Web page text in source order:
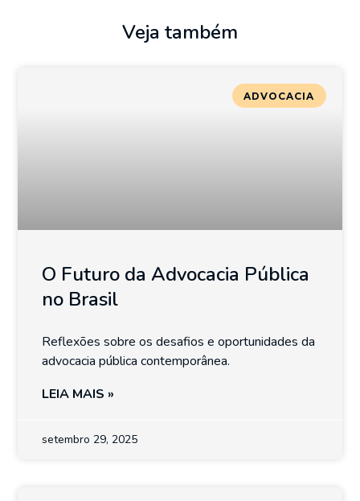
Veja também
ADVOCACIA
O Futuro da Advocacia Pública
no Brasil
Reflexões sobre os desafios e oportunidades da
advocacia pública contemporânea.
LEIA MAIS »
setembro 29, 2025